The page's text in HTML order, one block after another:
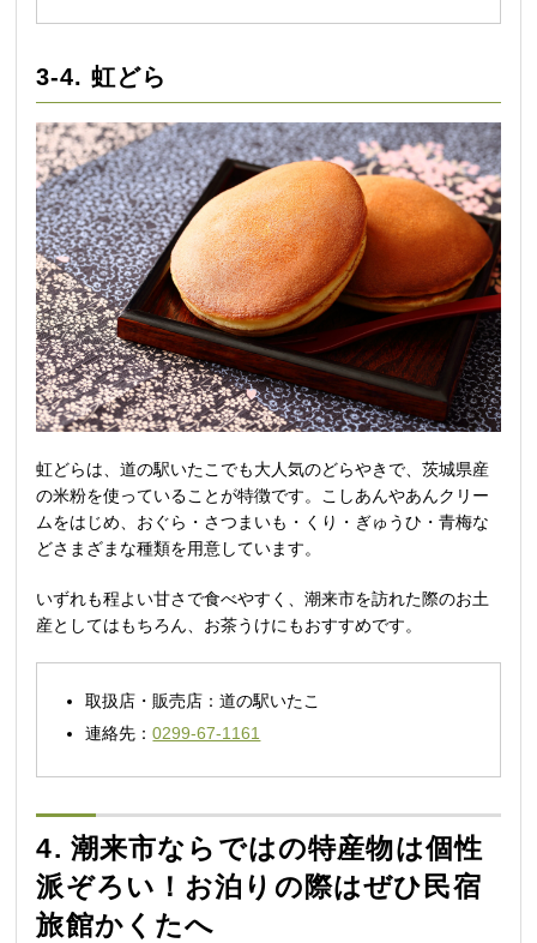
3-4. 虹どら
虹どらは、道の駅いたこでも大人気のどらやきで、茨城県産
の米粉を使っていることが特徴です。こしあんやあんクリー
ムをはじめ、おぐら・さつまいも・くり・ぎゅうひ・青梅な
どさまざまな種類を用意しています。
いずれも程よい甘さで食べやすく、潮来市を訪れた際のお土
産としてはもちろん、お茶うけにもおすすめです。
取扱店・販売店：道の駅いたこ
連絡先：0299-67-1161
4. 潮来市ならではの特産物は個性
派ぞろい！お泊りの際はぜひ民宿
旅館かくたへ